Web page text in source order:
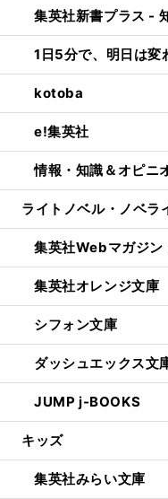
集英社新書プラス -
1日5分で、明日は
kotoba
e!集英社
情報・知識＆オピニ
ライトノベル・ノベラ
集英社Webマガジン
集英社オレンジ文庫
シフォン文庫
ダッシュエックス文
JUMP j-BOOKS
キッズ
集英社みらい文庫